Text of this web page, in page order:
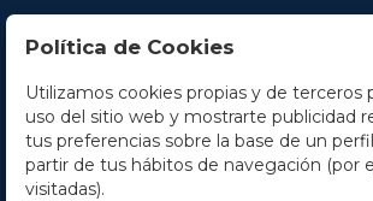
Contacto
Horario
La empresa
Política de Cookies
Utilizamos cookies propias y de terceros
uso del sitio web y mostrarte publicidad
tus preferencias sobre la base de un
partir de tus hábitos de navegación (por
visitadas).